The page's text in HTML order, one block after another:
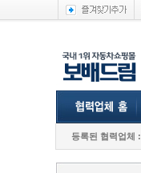
등록된 협력업체 :